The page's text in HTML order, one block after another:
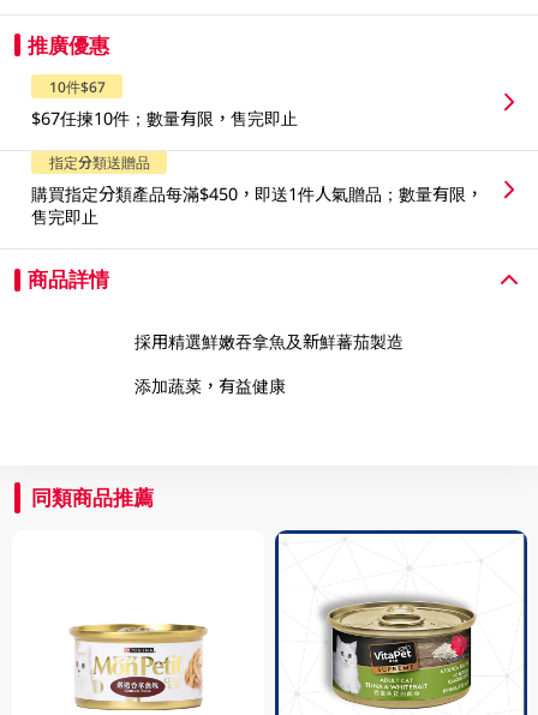
推廣優惠
10件$67
$67任揀10件；數量有限，售完即止
指定分類送贈品
購買指定分類產品每滿$450，即送1件人氣贈品；數量有限，
售完即止
商品詳情
採用精選鮮嫩吞拿魚及新鮮蕃茄製造
添加蔬菜，有益健康
同類商品推薦